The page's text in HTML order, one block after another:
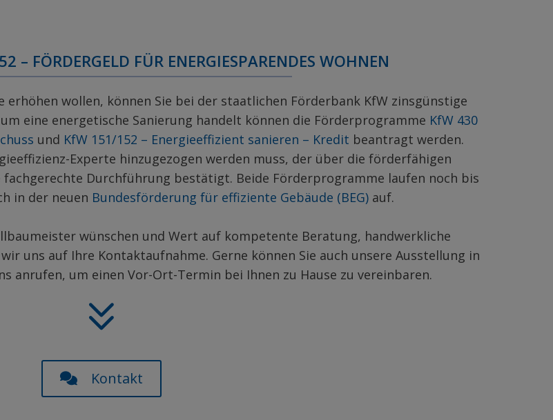
– FÖRDERGELD FÜR ENERGIESPARENDES WOHNEN
erhöhen wollen, können Sie bei der staatlichen Förderbank KfW zinsgünstige
eine energetische Sanierung handelt können die Förderprogramme KfW 430
und KfW 151/152 – Energieeffizient sanieren – Kredit beantragt werden.
Experte hinzugezogen werden muss, der über die förderfähigen
Durchführung bestätigt. Beide Förderprogramme laufen noch bis
in der neuen Bundesförderung für effiziente Gebäude (BEG) auf.
wünschen und Wert auf kompetente Beratung, handwerkliche
uns auf Ihre Kontaktaufnahme. Gerne können Sie auch unsere Ausstellung in
anrufen, um einen Vor-Ort-Termin bei Ihnen zu Hause zu vereinbaren.
Kontakt